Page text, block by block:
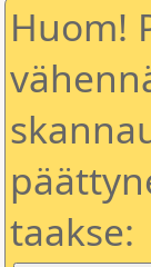
Huom!
taakse: